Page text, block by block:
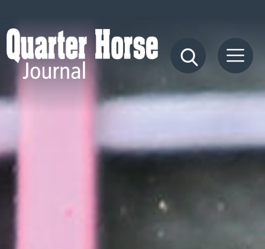
Quarter
Horse
Journal